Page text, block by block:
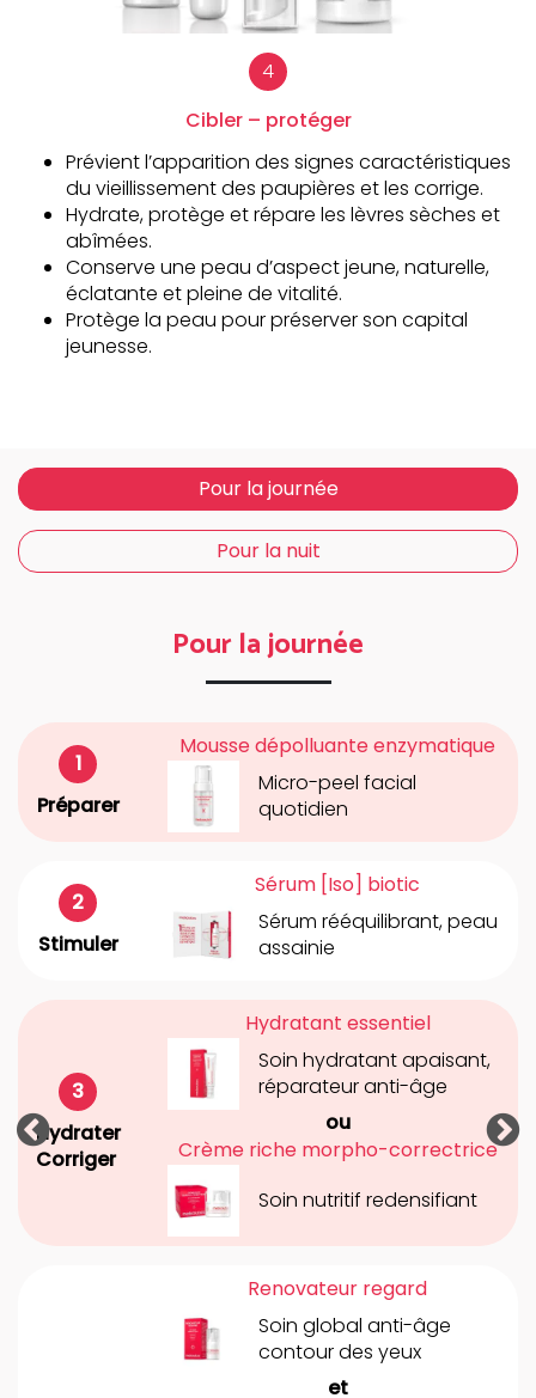
Cibler – protéger
Prévient l’apparition des signes caractéristiques
du vieillissement des paupières et les corrige.
Hydrate, protège et répare les lèvres sèches et
abîmées.
Conserve une peau d’aspect jeune, naturelle,
éclatante et pleine de vitalité.
Protège la peau pour préserver son capital
jeunesse.
Pour la journée
Pour la nuit
Previous
Pour la journée
Préparer
Mousse dépolluante enzymatique
Micro-peel facial
quotidien
Stimuler
Sérum [Iso] biotic
Sérum rééquilibrant, peau
assainie
Hydrater
Corriger
Hydratant essentiel
Soin hydratant apaisant,
réparateur anti-âge
ou
Crème riche morpho-correctrice
Soin nutritif redensifiant
Renovateur regard
Soin global anti-âge
contour des yeux
et